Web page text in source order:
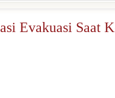
Evakuasi Saat